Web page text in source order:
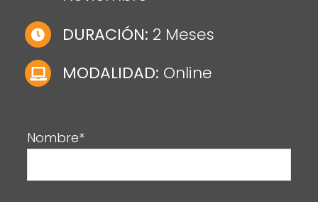
DURACIÓN: 2 Meses
MODALIDAD: Online
Nombre*